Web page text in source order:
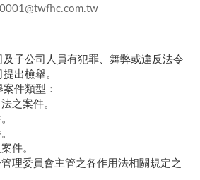
子公司人員有犯罪、舞弊或違反法令
出檢舉。
件類型：
之案件。
件。
理委員會主管之各作用法相關規定之